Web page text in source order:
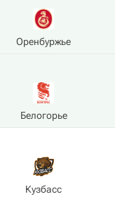
Оренбуржье
Белогорье
Кузбасс